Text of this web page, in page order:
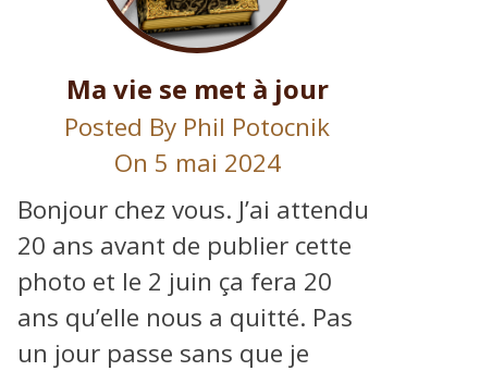
Ma vie se met à jour
Posted By Phil Potocnik
On 5 mai 2024
Bonjour chez vous. J’ai attendu
20 ans avant de publier cette
photo et le 2 juin ça fera 20
ans qu’elle nous a quitté. Pas
un jour passe sans que je